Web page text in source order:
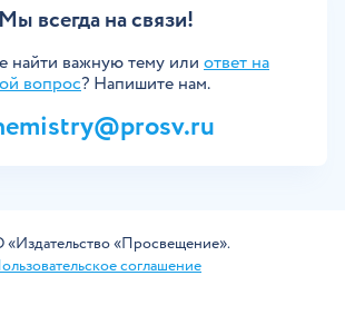
Мы всегда на связи!
найти важную тему или ответ на
вопрос? Напишите нам.
«Просвещение».
соглашение